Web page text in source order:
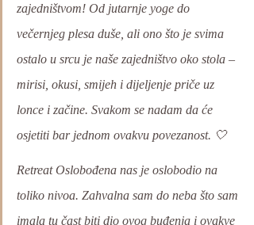
zajedništvom! Od jutarnje yoge do
večernjeg plesa duše, ali ono što je svima
ostalo u srcu je naše zajedništvo oko stola –
mirisi, okusi, smijeh i dijeljenje priče uz
lonce i začine. Svakom se nadam da će
osjetiti bar jednom ovakvu povezanost. 🤍
Retreat Oslobođena nas je oslobodio na
toliko nivoa. Zahvalna sam do neba što sam
imala tu čast biti dio ovog buđenja i ovakve